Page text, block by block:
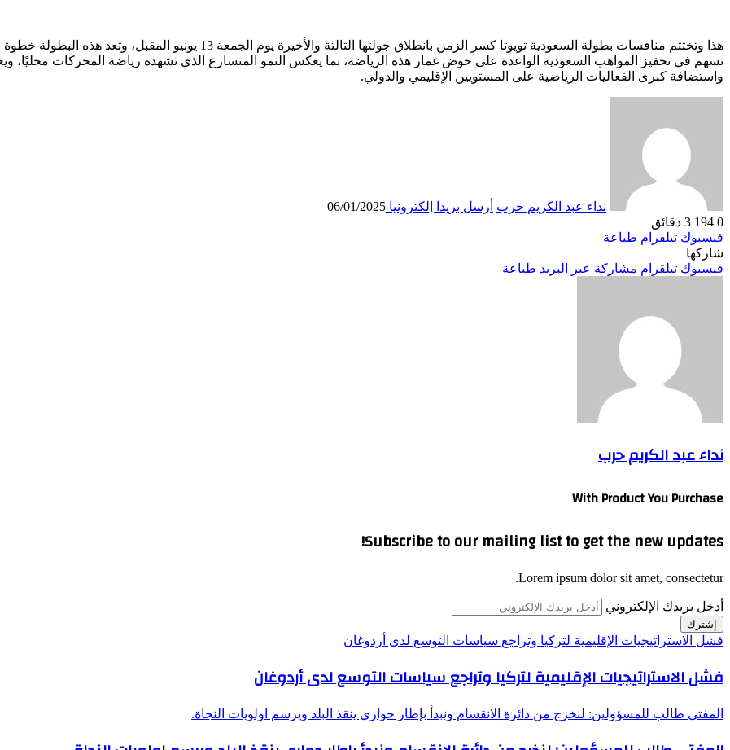
هذا وتختتم منافسات بطولة السعودية تويوتا كسر الزمن بانطلاق جولتها
تسهم في تحفيز المواهب السعودية الواعدة على خوض غمار هذه الرياضة، بما يعكس النمو المتسارع الذي تشهده رياضة المحركات محليًا،
واستضافة كبرى الفعاليات الرياضية على المستويين الإقليمي والدولي.
نداء عبد الكريم حرب أرسل بريدا إلكترونيا 06/01/2025
0
3 دقائق
فيسبوك تيلقرام طباعة
شاركها
فيسبوك تيلقرام مشاركة عبر البريد طباعة
نداء عبد الكريم حرب
With Product You Purchase
Subscribe to our mailing list to get the new updates!
Lorem ipsum dolor sit amet, consectetur.
أدخل بريدك الإلكتروني
فشل الاستراتيجيات الإقليمية لتركيا وتراجع سياسات التوسع لدى أردوغان
فشل الاستراتيجيات الإقليمية لتركيا وتراجع سياسات التوسع لدى أردوغان
المفتي طالب للمسؤولين: لنخرج من دائرة الانقسام ونبدأ بإطار حواري ينقذ البلد ويرسم اولويات النجاة.